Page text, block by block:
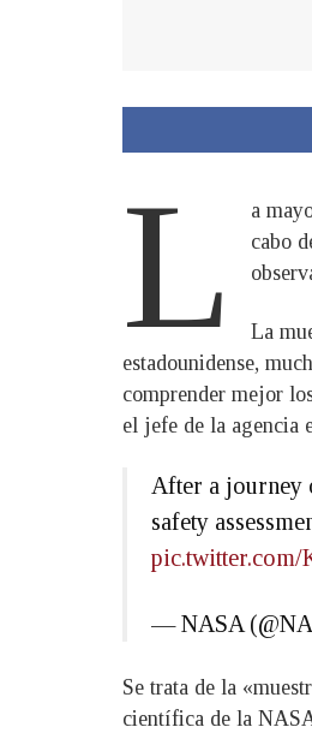
L
a
cabo
La
estadounidense,
comprender mejor
el jefe de la agencia
After a journey
safety
— NASA
Se trata de la
científica de la